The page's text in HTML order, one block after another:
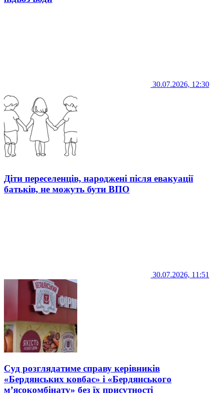
30.07.2026, 12:30
Діти переселенців, народжені після евакуації
батьків, не можуть бути ВПО
30.07.2026, 11:51
Суд розглядатиме справу керівників
«Бердянських ковбас» і «Бердянського
м’ясокомбінату» без їх присутності